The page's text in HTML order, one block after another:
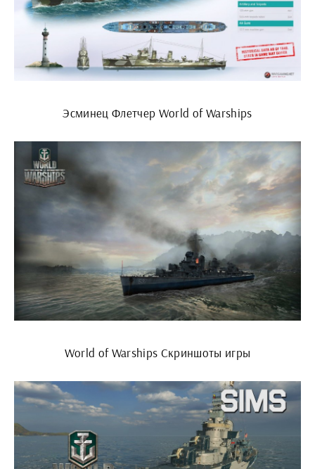
Эсминец Флетчер World of Warships
World of Warships Скриншоты игры